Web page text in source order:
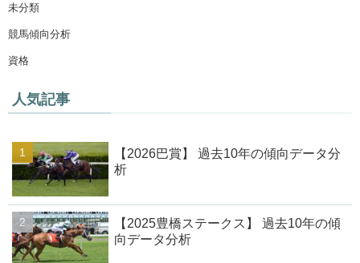
未分類
競馬傾向分析
資格
人気記事
【2026巴賞】 過去10年の傾向データ分
析
【2025豊橋ステークス】 過去10年の傾
向データ分析